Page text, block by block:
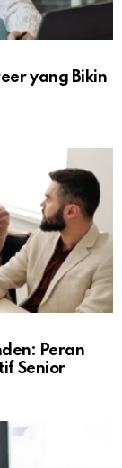
yang Bikin
Peran
Senior